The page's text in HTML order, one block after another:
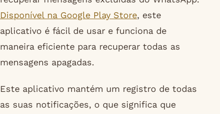
Disponível na Google Play Store, este
aplicativo é fácil de usar e funciona de
maneira eficiente para recuperar todas as
mensagens apagadas.
Este aplicativo mantém um registro de todas
as suas notificações, o que significa que